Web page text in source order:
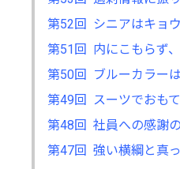
第49回 スーツでおも